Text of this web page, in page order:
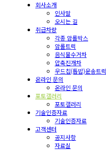
회사소개
인사말
오시는 길
취급차량
각종 암롤박스
암롤트럭
음식물수거차
압축진개차
우드칩(톱밥)운송트럭
온라인 문의
온라인 문의
포토갤러리
포토갤러리
기술인증자료
기술인증자료
고객센터
공지사항
자료실